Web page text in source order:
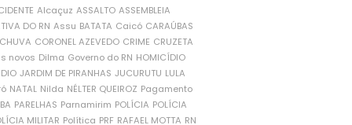
Alcaçuz ASSALTO ASSEMBLEIA
DO RN Assu BATATA Caicó CARAÚBAS
CORONEL AZEVEDO CRIME CRUZETA
novos Dilma Governo do RN HOMICÍDIO
JARDIM DE PIRANHAS JUCURUTU LULA
NATAL Nilda NÉLTER QUEIROZ Pagamento
PARELHAS Parnamirim POLÍCIA POLÍCIA
MILITAR Política PRF RAFAEL MOTTA RN